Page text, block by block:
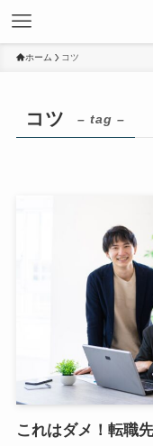
ホーム コツ
コツ – tag –
これはダメ！転職